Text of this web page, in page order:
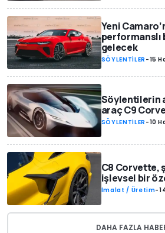
Yeni
performanslı
gelecek
SÖYLENTİLER -15
Söylentilerin
araç C9
SÖYLENTİLER -10
C8 Corvette,
işlevsel bir
İmalat / Üretim-
DAHA FAZLA